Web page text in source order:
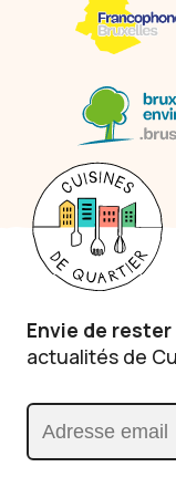
Envie de rester
actualités de
Adresse email